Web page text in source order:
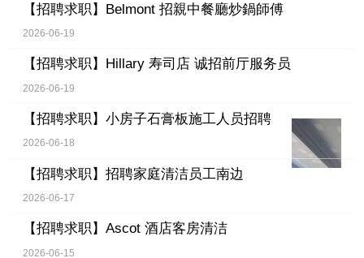
【招聘求职】 Belmont 招親中餐廳炒鍋師傅
2026-06-19
【招聘求职】 Hillary 寿司店 诚招前厅服务员
2026-06-19
【招聘求职】 小房子石膏板施工人员招聘
2026-06-18
【招聘求职】 招聘家庭清洁员工南边
2026-06-17
【招聘求职】 Ascot 酒店客房清洁
2026-06-15